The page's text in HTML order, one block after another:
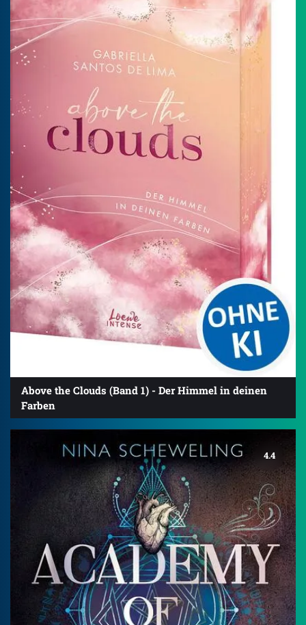
Above the Clouds (Band 1) - Der Himmel in deinen
Farben
4.4